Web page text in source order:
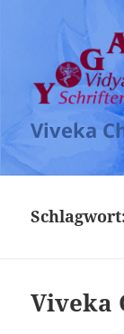
Viveka
Viveka